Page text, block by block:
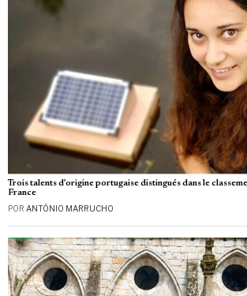
Trois talents d’origine portugaise distingués dans le
France
POR ANTÓNIO MARRUCHO